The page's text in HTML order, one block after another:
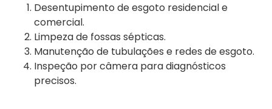
Desentupimento de esgoto residencial e
comercial.
Limpeza de fossas sépticas.
Manutenção de tubulações e redes de esgoto.
Inspeção por câmera para diagnósticos
precisos.